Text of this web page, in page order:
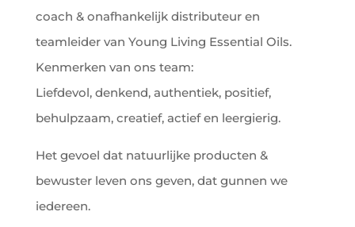
coach & onafhankelijk distributeur en
teamleider van Young Living Essential Oils.
Kenmerken van ons team:
Liefdevol, denkend, authentiek, positief,
behulpzaam, creatief, actief en leergierig.
Het gevoel dat natuurlijke producten &
bewuster leven ons geven, dat gunnen we
iedereen.